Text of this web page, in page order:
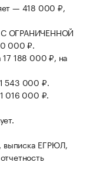
— 418 000 ₽,
С ОГРАНИЧЕННОЙ
000 ₽.
17 188 000 ₽, на
543 000 ₽.
016 000 ₽.
ЕГРЮЛ,